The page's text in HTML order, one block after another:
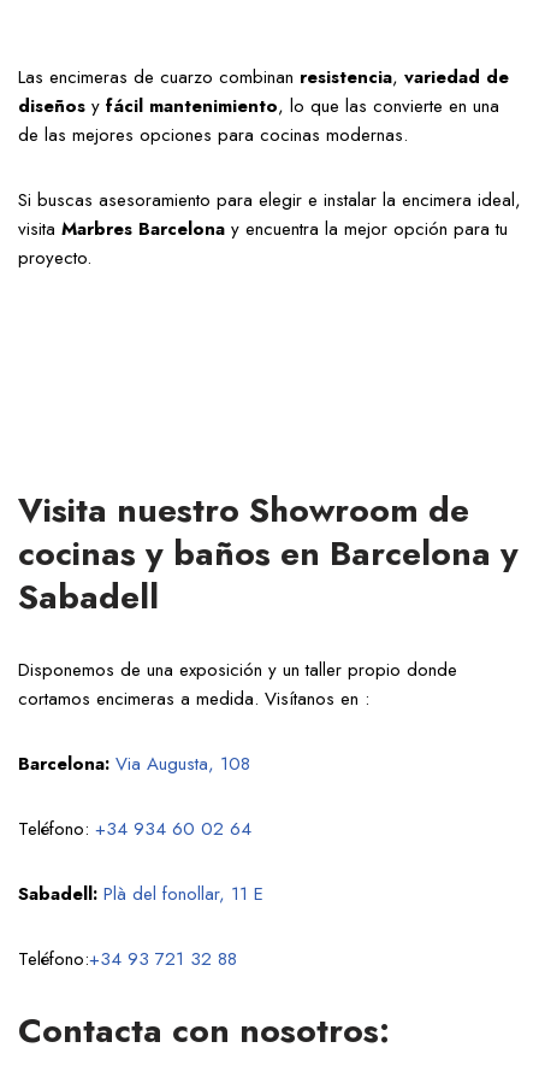
Las encimeras de cuarzo combinan resistencia, variedad de
diseños y fácil mantenimiento, lo que las convierte en una
de las mejores opciones para cocinas modernas.
Si buscas asesoramiento para elegir e instalar la encimera ideal,
visita Marbres Barcelona y encuentra la mejor opción para tu
proyecto.
Visita nuestro Showroom de
cocinas y baños en Barcelona y
Sabadell
Disponemos de una exposición y un taller propio donde
cortamos encimeras a medida. Visítanos en :
Barcelona: Via Augusta, 108
Teléfono: +34 934 60 02 64
Sabadell: Plà del fonollar, 11 E
Teléfono:+34 93 721 32 88
Contacta con nosotros: